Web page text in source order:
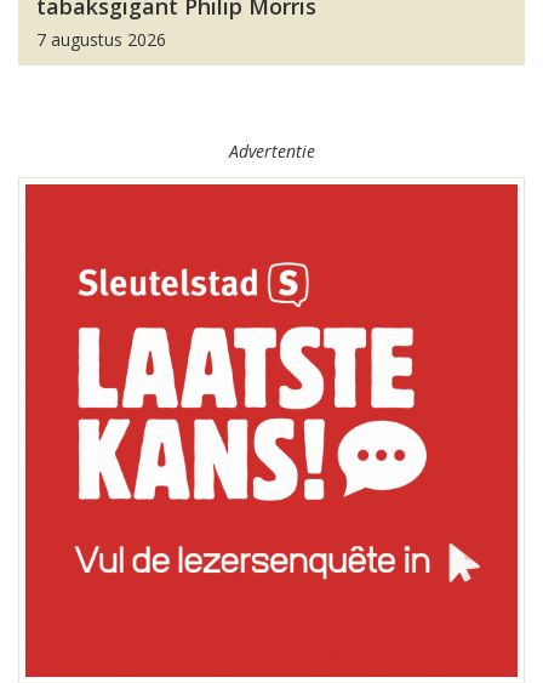
tabaksgigant Philip Morris
7 augustus 2026
Advertentie